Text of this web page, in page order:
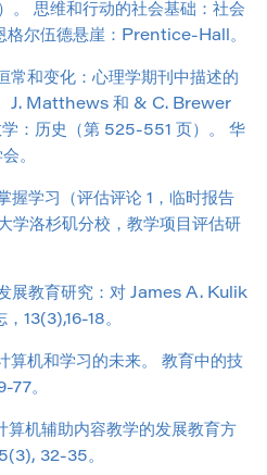
。 思维和行动的社会基础：社会
格尔伍德悬崖：Prentice-Hall。
常和变化：心理学期刊中描述的
J. Matthews 和 & C. Brewer
：历史（第 525-551 页）。 华
。
握学习（评估评论 1，临时报告
学洛杉矶分校，教学项目评估研
展教育研究：对 James A. Kulik
13(3),16-18。
算机和学习的未来。 教育中的技
77。
算机辅助内容教学的发展教育方
32-35。